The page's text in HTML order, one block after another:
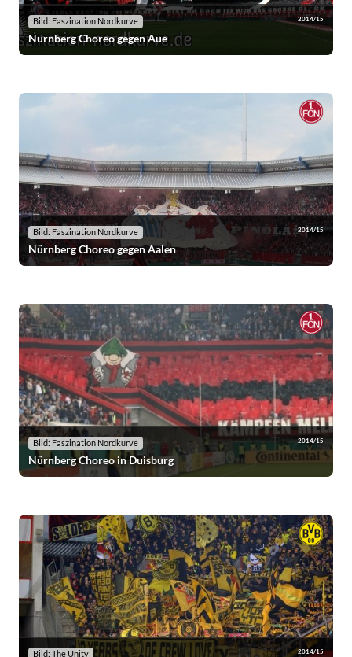
Bild: Faszination Nordkurve 2014/15
Nürnberg Choreo gegen Aue
Bild: Faszination Nordkurve 2014/15
Nürnberg Choreo gegen Aalen
Bild: Faszination Nordkurve 2014/15
Nürnberg Choreo in Duisburg
Bild: The Unity 2014/15